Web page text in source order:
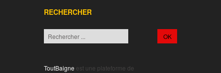
RECHERCHER
ToutBaigne est une plateforme de